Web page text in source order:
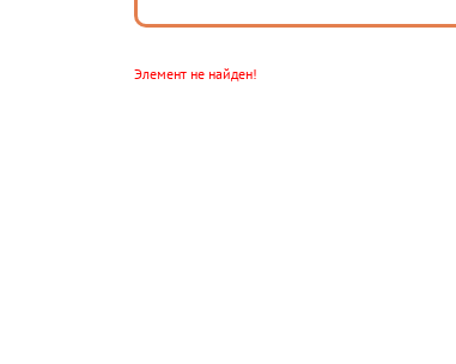
Элемент не найден!